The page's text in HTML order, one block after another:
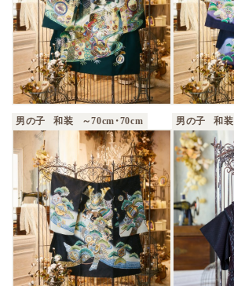
男の子 和装 ～70cm・70cm 男の子 和装